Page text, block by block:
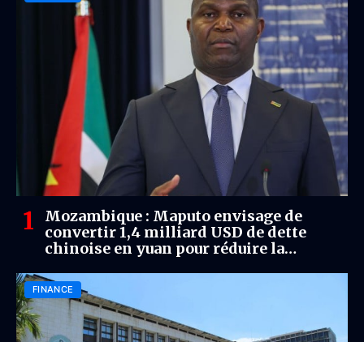
Mozambique : Maputo envisage de
convertir 1,4 milliard USD de dette
chinoise en yuan pour réduire la
FINANCE